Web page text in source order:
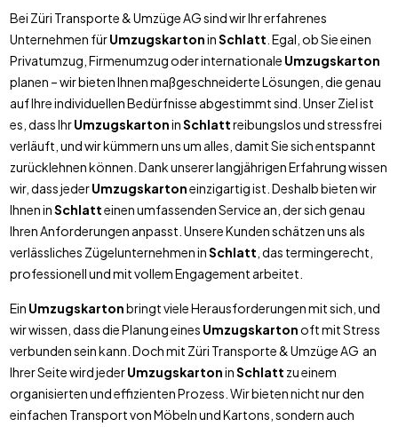
Bei Züri Transporte & Umzüge AG sind wir Ihr erfahrenes
Unternehmen fürUmzugskartoninSchlatt . Egal, ob Sie einen
Privatumzug, Firmenumzug oder internationale Umzugskarton
planen – wir bieten Ihnen maßgeschneiderte Lösungen, die genau
auf Ihre individuellen Bedürfnisse abgestimmt sind. Unser Ziel ist
es, dass IhrUmzugskartoninSchlattreibungslos und stressfrei
verläuft, und wir kümmern uns um alles, damit Sie sich entspannt
zurücklehnen können. Dank unserer langjährigen Erfahrung wissen
wir, dass jederUmzugskartoneinzigartig ist. Deshalb bieten wir
Ihnen inSchlatteinen umfassenden Service an, der sich genau
Ihren Anforderungen anpasst. Unsere Kunden schätzen uns als
verlässliches Zügelunternehmen inSchlatt , das termingerecht,
professionell und mit vollem Engagement arbeitet.
Ein Umzugskartonbringt viele Herausforderungen mit sich, und
wir wissen, dass die Planung eines Umzugskartonoft mit Stress
verbunden sein kann. Doch mit Züri Transporte & Umzüge AG an
Ihrer Seite wird jederUmzugskartoninSchlatt zu einem
organisierten und effizienten Prozess. Wir bieten nicht nur den
einfachen Transport von Möbeln und Kartons, sondern auch